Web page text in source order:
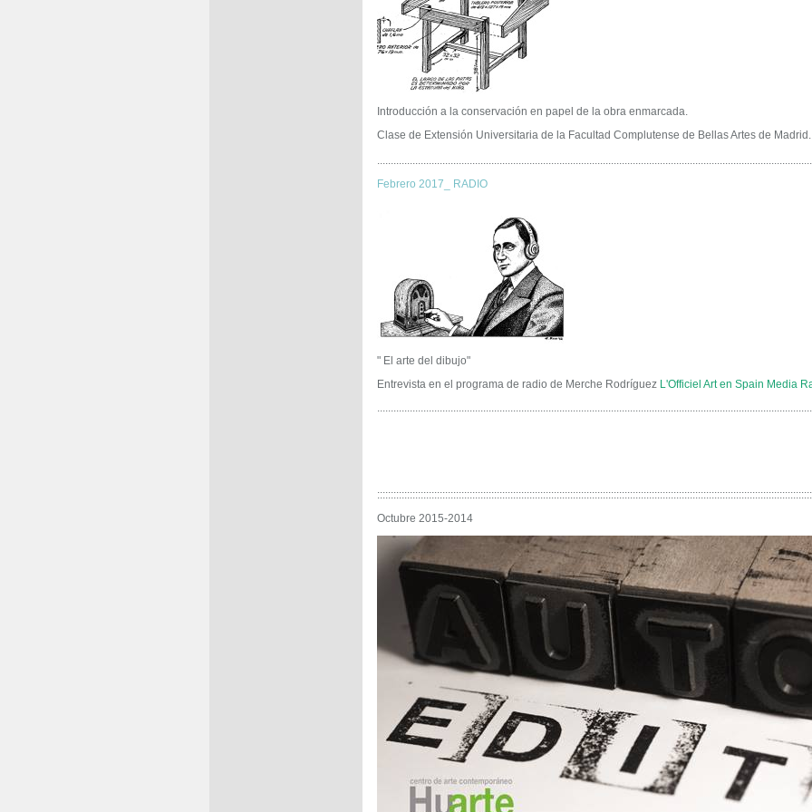
Introducción a la conservación en papel de la obra enmarcada.
Clase de Extensión Universitaria de la Facultad Complutense de Bellas Artes de Madrid.
Febrero 2017_ RADIO
" El arte del dibujo"
Entrevista en el programa de radio de Merche Rodríguez L'Officiel Art en Spain Media
Octubre 2015-2014